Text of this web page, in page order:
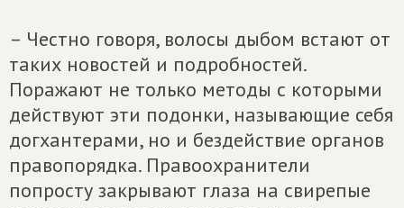
– Честно говоря, волосы дыбом встают от
таких новостей и подробностей.
Поражают не только методы с которыми
действуют эти подонки, называющие себя
догхантерами, но и бездействие органов
правопорядка. Правоохранители
попросту закрывают глаза на свирепые